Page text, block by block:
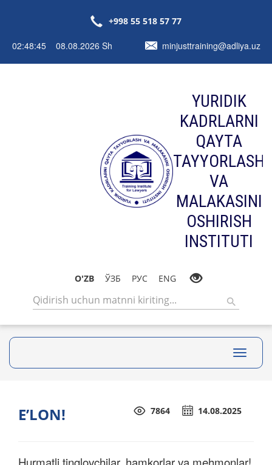
+998 55 518 57 77
02:48:46 08.08.2026 Sh minjusttraining@adliya.uz
YURIDIK
KADRLARNI
QAYTA
TAYYORLASH
VA
MALAKASINI
OSHIRISH
INSTITUTI
O'ZB ЎЗБ РУС ENG
Toggle
E’LON! 14.08.2025
7864